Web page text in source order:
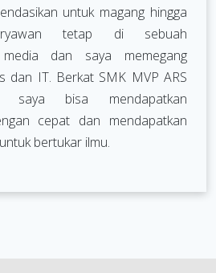
untuk magang hingga
tetap di sebuah
media dan saya memegang
dan IT. Berkat SMK MVP ARS
saya bisa mendapatkan
cepat dan mendapatkan
bertukar ilmu.